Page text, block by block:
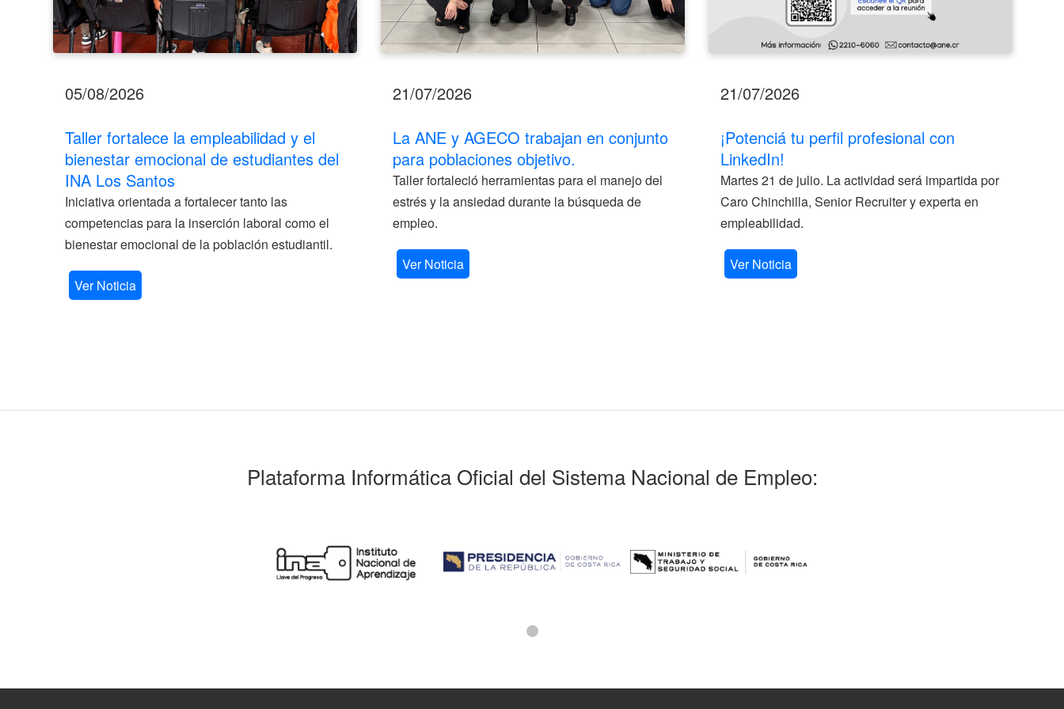
Santos
05/08/2026
Taller fortalece la empleabilidad y el
bienestar emocional de estudiantes del
INA Los Santos
Iniciativa orientada a fortalecer tanto las
competencias para la inserción laboral como el
bienestar emocional de la población estudiantil.
Ver Noticia
21/07/2026
La ANE y AGECO trabajan en conjunto
para poblaciones objetivo.
Taller fortaleció herramientas para el manejo del
estrés y la ansiedad durante la búsqueda de
empleo.
Ver Noticia
21/07/2026
¡Potenciá tu perfil profesional con
LinkedIn!
Martes 21 de julio. La actividad será impartida por
Caro Chinchilla, Senior Recruiter y experta en
empleabilidad.
Ver Noticia
Plataforma Informática Oficial del Sistema Nacional de Empleo: